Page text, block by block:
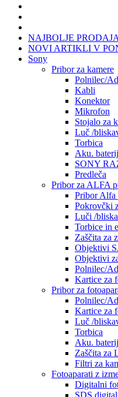
NAJBOLJE
NOVI ARTIKLI V
Sony
Pribor za kamere
Polnilec/
Kabli
Konektor
Mikrofon
Stojalo za
Luč /
Torbica
Aku.
SONY
Predleča
Pribor za ALFA
Pribor
Pokrovčki
Luči /
Torbice in
Zaščita za
Objektivi
Objektivi
Polnilec/
Kartice za
Pribor za
Polnilec/
Kartice za
Luč /
Torbica
Aku.
Zaščita za
Filtri za
Fotoaparati z
Digitalni